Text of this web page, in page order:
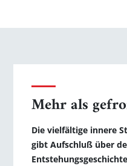
Mehr als
Die vielfältige innere
gibt Aufschluß über
Entstehungsgeschichte